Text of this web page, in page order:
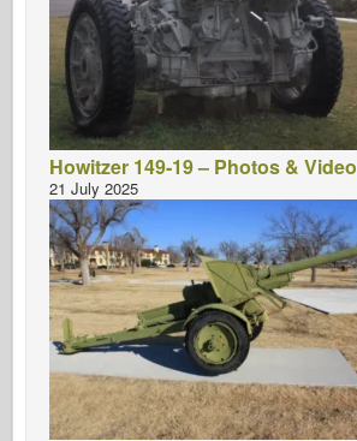
Howitzer 149-19 – Photos & Video
21 July 2025